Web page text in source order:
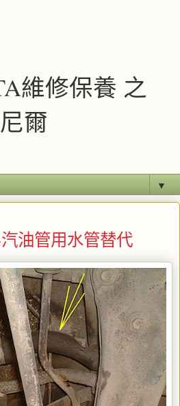
維修保養 之
爾
▼
油管用水管替代